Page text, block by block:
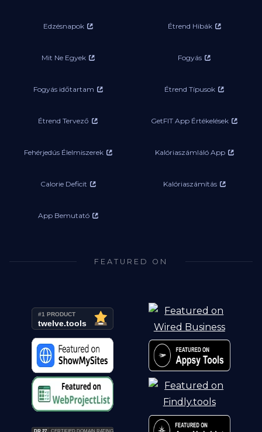
Edzésnapok Étrend Hibák
Mit Ne Egyek Fogyás
Fogyás időtartam Étrend Típusok
Étrend Tervező GetFIT App Értékelések
Fehérjedús Élelmiszerek Kalóriaszámláló App
Calorie Deficit Kalóriaszámítás
App Bemutató
FEATURED ON